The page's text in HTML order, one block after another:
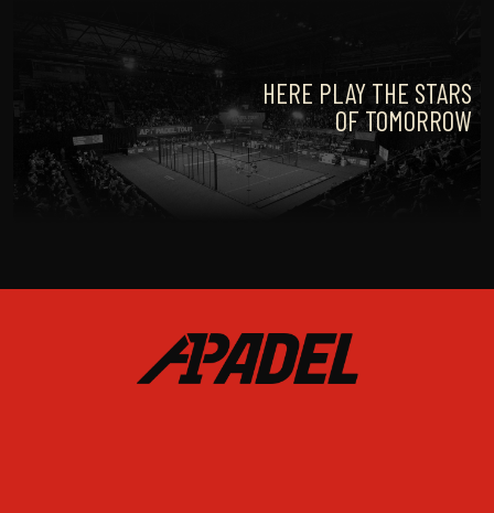
HERE PLAY THE STARS
OF TOMORROW